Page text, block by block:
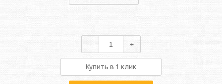
- +
Купить в 1 клик